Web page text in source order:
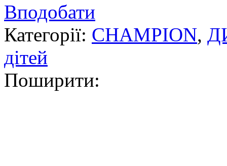
Вподобати
Категорії: CHAMPION,
дітей
Поширити: